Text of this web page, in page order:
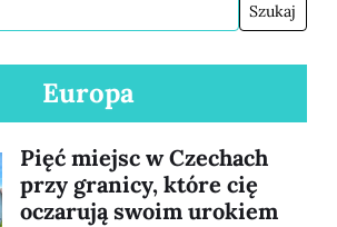
Europa
Pięć miejsc w Czechach
przy granicy, które cię
oczarują swoim urokiem